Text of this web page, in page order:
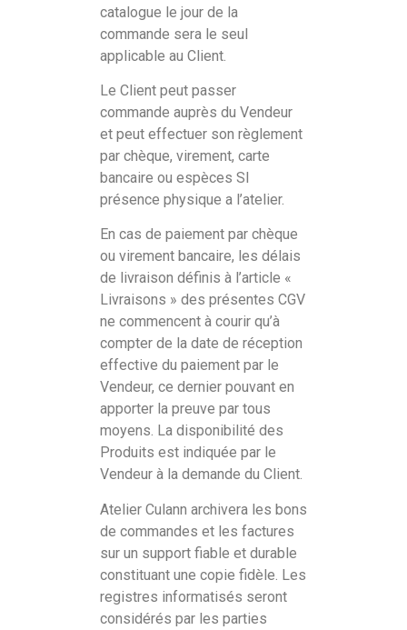
catalogue le jour de la
commande sera le seul
applicable au Client.
Le Client peut passer
commande auprès du Vendeur
et peut effectuer son règlement
par chèque, virement, carte
bancaire ou espèces SI
présence physique a l’atelier.
En cas de paiement par chèque
ou virement bancaire, les délais
de livraison définis à l’article «
Livraisons » des présentes CGV
ne commencent à courir qu’à
compter de la date de réception
effective du paiement par le
Vendeur, ce dernier pouvant en
apporter la preuve par tous
moyens. La disponibilité des
Produits est indiquée par le
Vendeur à la demande du Client.
Atelier Culann archivera les bons
de commandes et les factures
sur un support fiable et durable
constituant une copie fidèle. Les
registres informatisés seront
considérés par les parties